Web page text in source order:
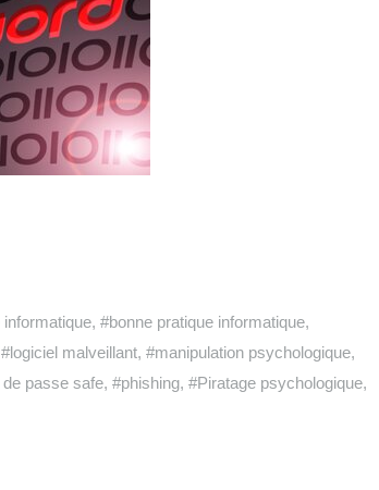
informatique, #bonne pratique informatique,
#logiciel malveillant, #manipulation psychologique,
passe safe, #phishing, #Piratage psychologique,